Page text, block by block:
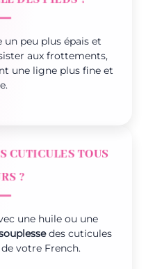
un peu plus épais et
aux frottements,
une ligne plus fine et
CUTICULES TOUS
?
une huile ou une
des cuticules
votre French.